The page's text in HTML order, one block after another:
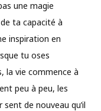
une magie
ta capacité à
inspiration en
tu oses
la vie commence à
peu à peu, les
de nouveau qu’il